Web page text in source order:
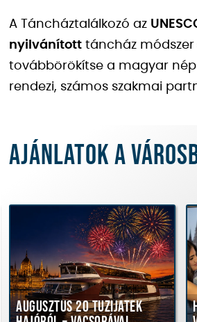
A Táncháztalálkozó az
nyilvánított táncház módszer
továbbörökítse a magyar
rendezi, számos szakmai
Ajánlatok a
Augusztus 20 tűzijáték